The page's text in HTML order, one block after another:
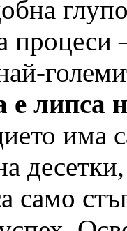
процеси
е липса
има
само